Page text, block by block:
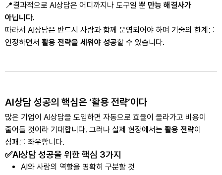
📍결과적으로 AI상담은 어디까지나 도구일 뿐 만능 해결사가
아닙니다.
따라서 AI상담은 반드시 사람과 함께 운영되어야 하며 기술의 한계를
인정하면서 활용 전략을 세워야 성공할 수 있습니다.
AI상담 성공의 핵심은 ‘활용 전략’이다
많은 기업이 AI상담을 도입하면 자동으로 효율이 올라가고 비용이
줄어들 것이라 기대합니다. 그러나 실제 현장에서는 활용 전략이
성패를 좌우합니다.
✅AI상담 성공을 위한 핵심 3가지
AI와 사람의 역할을 명확히 구분할 것